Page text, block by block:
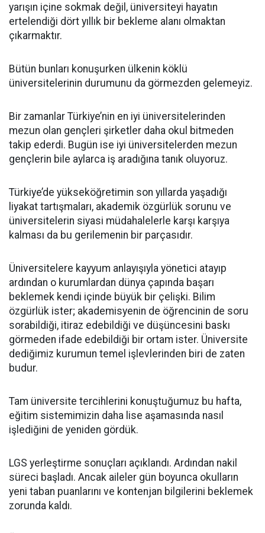
yarışın içine sokmak değil, üniversiteyi hayatın
ertelendiği dört yıllık bir bekleme alanı olmaktan
çıkarmaktır.
Bütün bunları konuşurken ülkenin köklü
üniversitelerinin durumunu da görmezden gelemeyiz.
Bir zamanlar Türkiye’nin en iyi üniversitelerinden
mezun olan gençleri şirketler daha okul bitmeden
takip ederdi. Bugün ise iyi üniversitelerden mezun
gençlerin bile aylarca iş aradığına tanık oluyoruz.
Türkiye’de yükseköğretimin son yıllarda yaşadığı
liyakat tartışmaları, akademik özgürlük sorunu ve
üniversitelerin siyasi müdahalelerle karşı karşıya
kalması da bu gerilemenin bir parçasıdır.
Üniversitelere kayyum anlayışıyla yönetici atayıp
ardından o kurumlardan dünya çapında başarı
beklemek kendi içinde büyük bir çelişki. Bilim
özgürlük ister; akademisyenin de öğrencinin de soru
sorabildiği, itiraz edebildiği ve düşüncesini baskı
görmeden ifade edebildiği bir ortam ister. Üniversite
dediğimiz kurumun temel işlevlerinden biri de zaten
budur.
Tam üniversite tercihlerini konuştuğumuz bu hafta,
eğitim sistemimizin daha lise aşamasında nasıl
işlediğini de yeniden gördük.
LGS yerleştirme sonuçları açıklandı. Ardından nakil
süreci başladı. Ancak aileler gün boyunca okulların
yeni taban puanlarını ve kontenjan bilgilerini beklemek
zorunda kaldı.